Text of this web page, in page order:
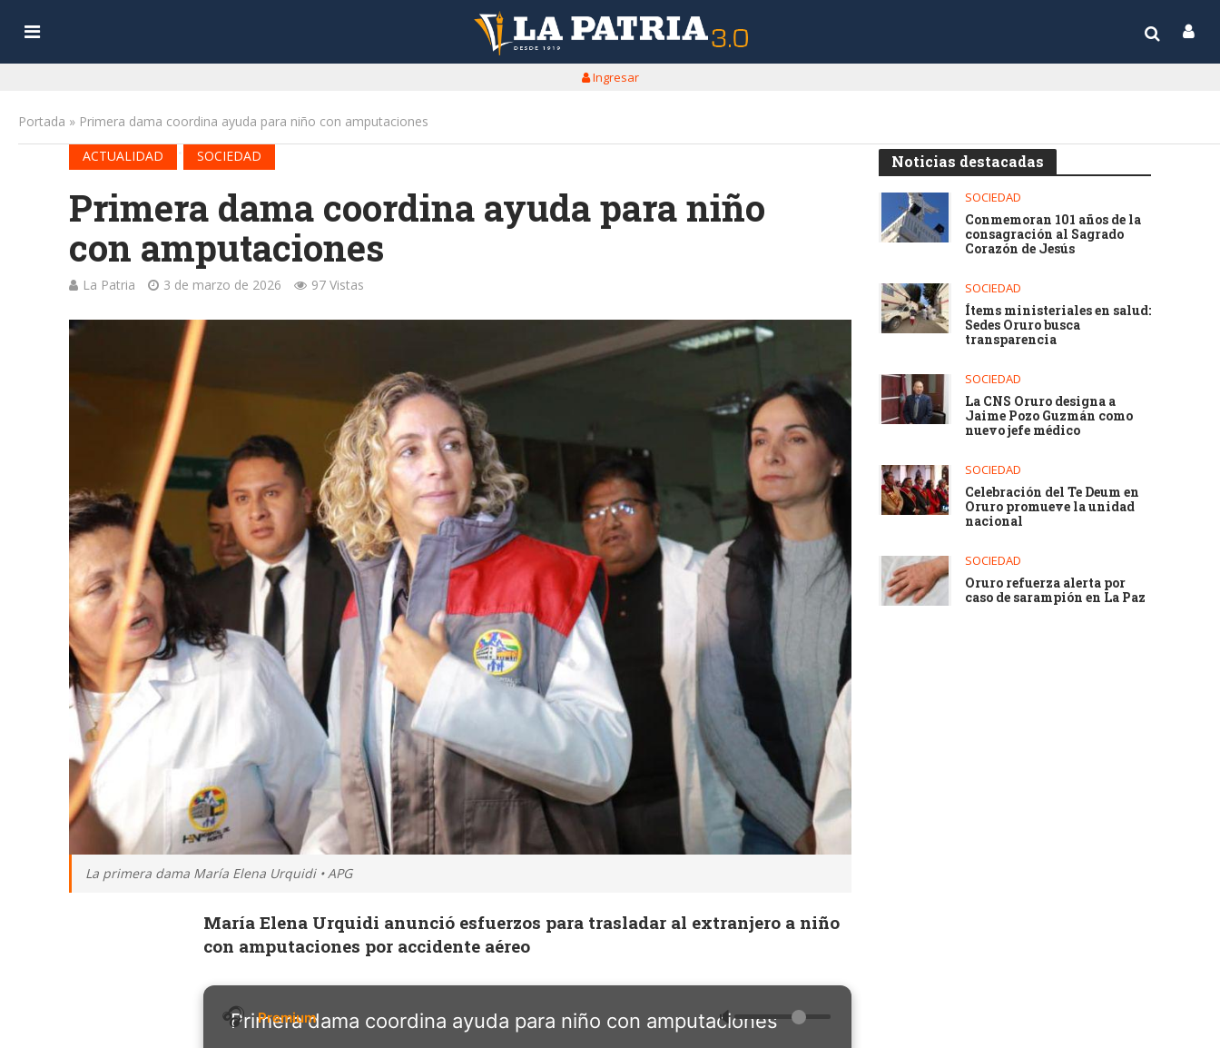
Ingresar
Portada » Primera dama coordina ayuda para niño con amputaciones
ACTUALIDAD
SOCIEDAD
Primera dama coordina ayuda para niño
con amputaciones
La Patria 3 de marzo de 2026 97 Vistas
La primera dama María Elena Urquidi • APG
María Elena Urquidi anunció esfuerzos para trasladar al extranjero a niño
con amputaciones por accidente aéreo
Primera dama coordina ayuda para niño con amputaciones
🔈
Noticias destacadas
SOCIEDAD
Conmemoran 101 años de la
consagración al Sagrado
Corazón de Jesús
SOCIEDAD
Ítems ministeriales en salud:
Sedes Oruro busca
transparencia
SOCIEDAD
La CNS Oruro designa a
Jaime Pozo Guzmán como
nuevo jefe médico
SOCIEDAD
Celebración del Te Deum en
Oruro promueve la unidad
nacional
SOCIEDAD
Oruro refuerza alerta por
caso de sarampión en La Paz